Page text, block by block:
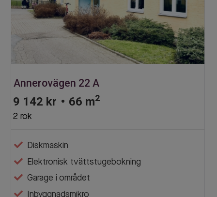
Annerovägen 22 A
9 142 kr • 66 m2
2 rok
Diskmaskin
Elektronisk tvättstugebokning
Garage i området
Inbyggnadsmikro